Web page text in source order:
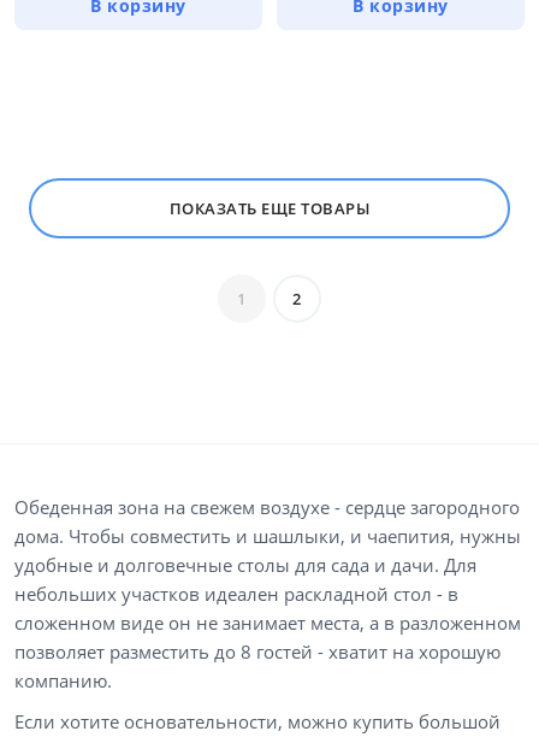
В корзину В корзину
ПОКАЗАТЬ ЕЩЕ ТОВАРЫ
1 2
Обеденная зона на свежем воздухе - сердце загородного
дома. Чтобы совместить и шашлыки, и чаепития, нужны
удобные и долговечные столы для сада и дачи. Для
небольших участков идеален раскладной стол - в
сложенном виде он не занимает места, а в разложенном
позволяет разместить до 8 гостей - хватит на хорошую
компанию.
Если хотите основательности, можно купить большой